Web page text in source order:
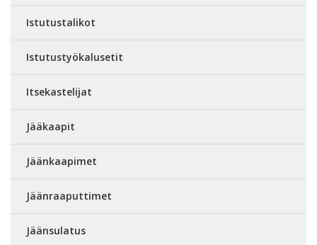
Istutustalikot
Istutustyökalusetit
Itsekastelijat
Jääkaapit
Jäänkaapimet
Jäänraaputtimet
Jäänsulatus